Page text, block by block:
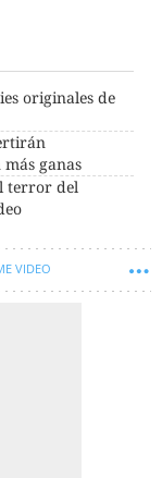
originales de
ganas
terror del
VIDEO